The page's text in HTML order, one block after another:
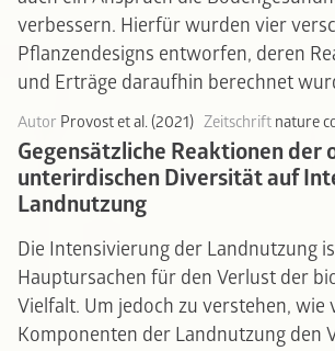
verbessern. Hierfür wurden vier
Pflanzendesigns entworfen, deren
und Erträge daraufhin berechnet
Autor Provost et al. (2021) Zeitschrift nature
Gegensätzliche Reaktionen der
unterirdischen Diversität auf
Landnutzung
Die Intensivierung der Landnutzung
Hauptursachen für den Verlust der
Vielfalt. Um jedoch zu verstehen, wie
Komponenten der Landnutzung den